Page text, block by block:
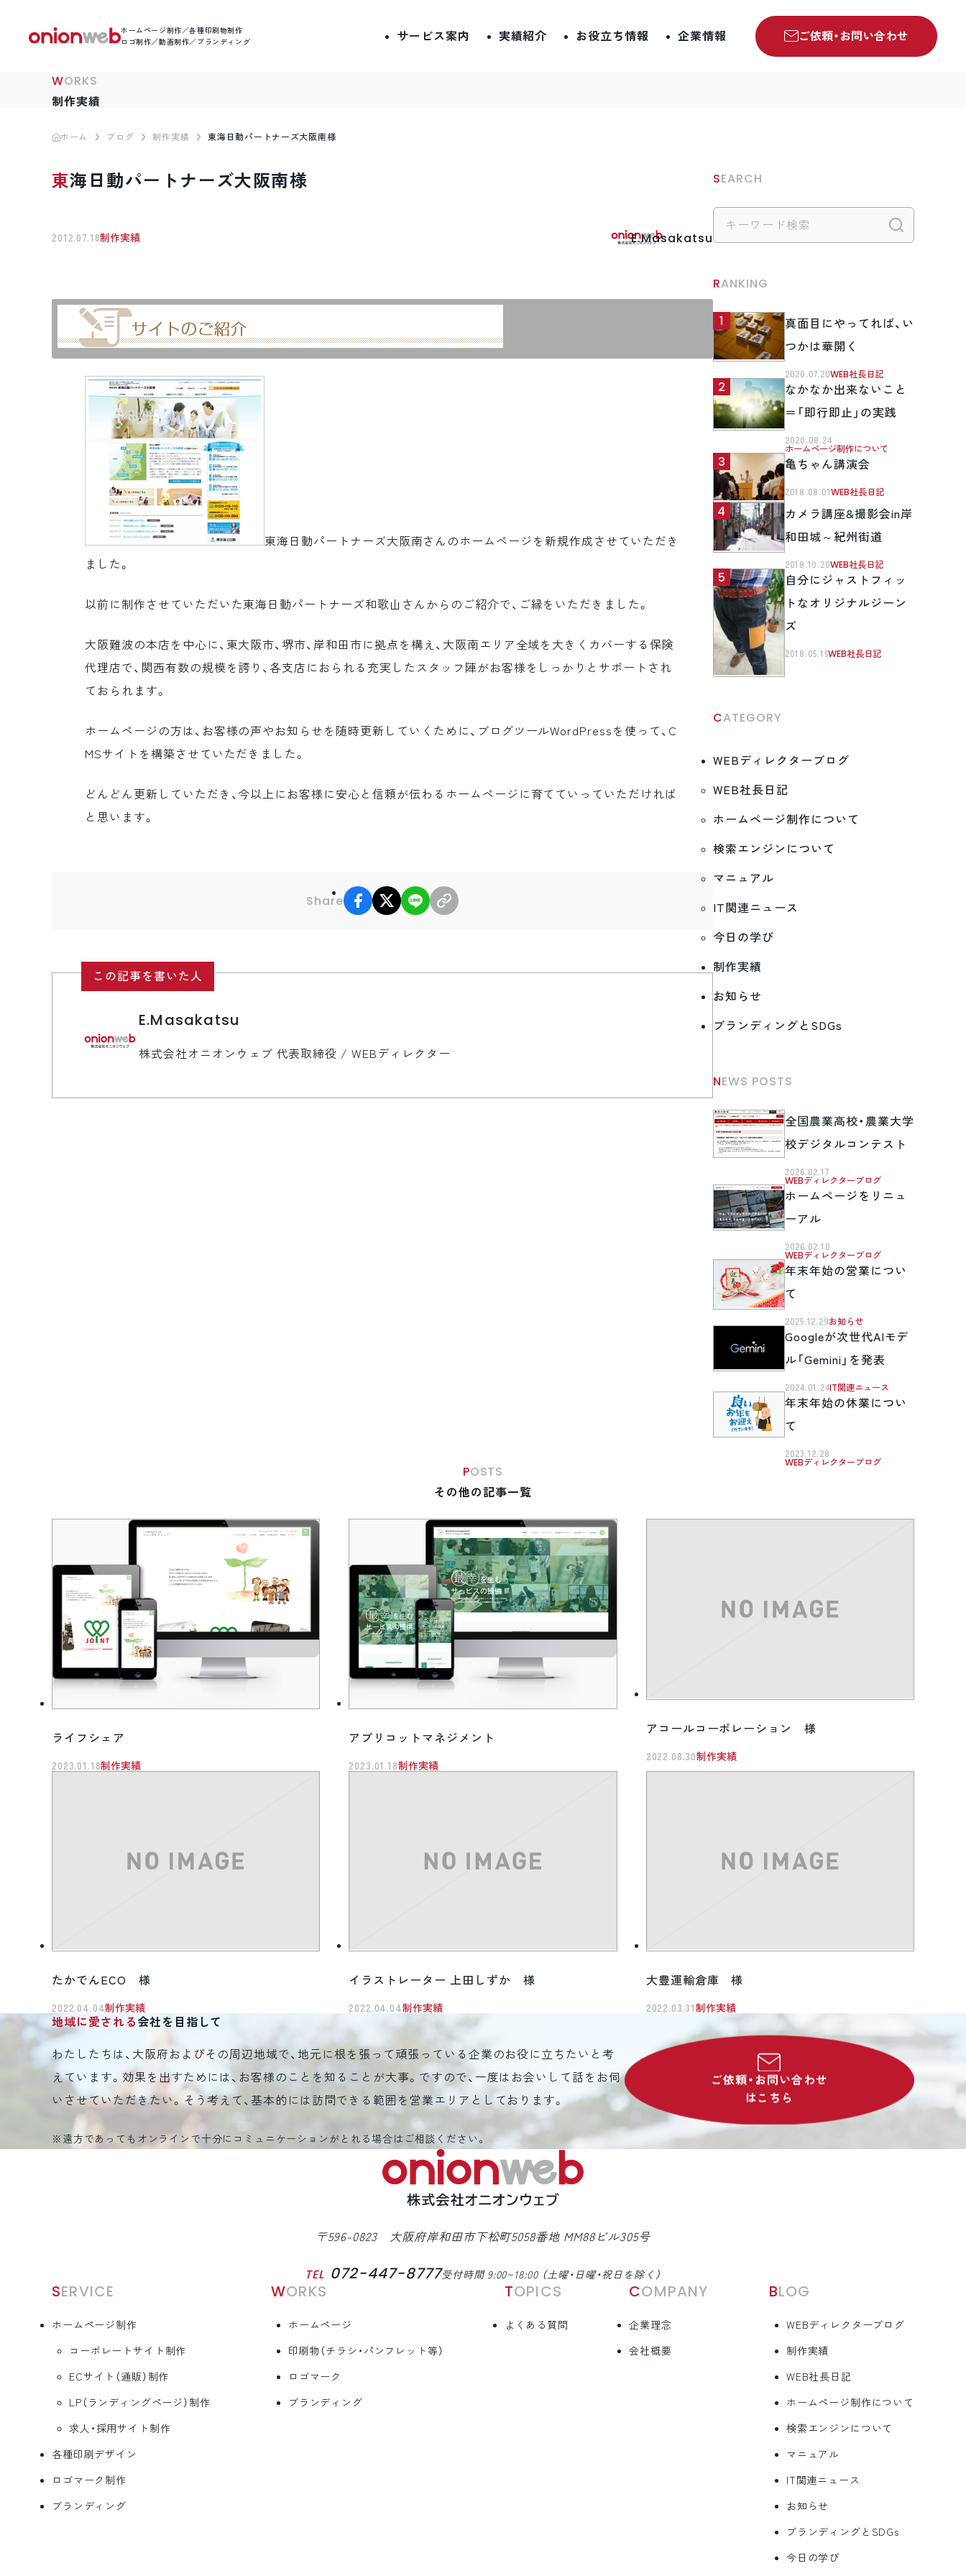
ホームページ制作／各種印刷物制作
ロゴ制作／動画制作／ブランディング
サービス案内 実績紹介 お役立ち情報 企業情報 ご依頼・お問い合わせ
WORKS
制作実績
ホーム ブログ 制作実績 東海日動パートナーズ大阪南様
東海日動パートナーズ大阪南様
2012.07.18制作実績 E.Masakatsu
東海日動パートナーズ大阪南さんのホームページを新規作成させていただき
ました。
以前に制作させていただいた東海日動パートナーズ和歌山さんからのご紹介で、ご縁をいただきました。
大阪難波の本店を中心に、東大阪市、堺市、岸和田市に拠点を構え、大阪南エリア全域を大きくカバーする保険
代理店で、関西有数の規模を誇り、各支店におられる充実したスタッフ陣がお客様をしっかりとサポートされ
ておられます。
ホームページの方は、お客様の声やお知らせを随時更新していくために、ブログツールWordPressを使って、C
MSサイトを構築させていただきました。
どんどん更新していただき、今以上にお客様に安心と信頼が伝わるホームページに育てていっていただければ
と思います。
Share
facebook
X LINE
この記事を書いた人
E.Masakatsu
株式会社オニオンウェブ 代表取締役 / WEBディレクター
SEARCH
RANKING
真面目にやってれば、い
つかは華開く
2020.07.20WEB社長日記
なかなか出来ないこと
＝「即行即止」の実践
2020.08.24
ホームページ制作について
亀ちゃん講演会
2018.08.01WEB社長日記
カメラ講座&撮影会in岸
和田城～紀州街道
2018.10.20WEB社長日記
自分にジャストフィッ
トなオリジナルジーン
ズ
2018.05.15WEB社長日記
CATEGORY
WEBディレクターブログ
WEB社長日記
ホームページ制作について
検索エンジンについて
マニュアル
IT関連ニュース
今日の学び
制作実績
お知らせ
ブランディングとSDGs
NEWS POSTS
全国農業高校・農業大学
校デジタルコンテスト
2026.02.17
WEBディレクターブログ
ホームページをリニュ
ーアル
2026.02.10
WEBディレクターブログ
年末年始の営業につい
て
2025.12.29お知らせ
Googleが次世代AIモデ
ル「Gemini」を発表
2024.01.24 IT関連ニュース
年末年始の休業につい
て
2023.12.28
WEBディレクターブログ
POSTS
その他の記事一覧
ライフシェア
2023.01.18制作実績
アプリコットマネジメント
2023.01.18制作実績
アコールコーポレーション 様
2022.08.30制作実績
たかでんECO 様
2022.04.04制作実績
イラストレーター 上田しずか 様
2022.04.04制作実績
大豊運輸倉庫 様
2022.03.31制作実績
地域に愛される会社を目指して
わたしたちは、大阪府およびその周辺地域で、地元に根を張って頑張っている企業のお役に立ちたいと考
えています。効果を出すためには、お客様のことを知ることが大事。ですので、一度はお会いして話をお伺
いさせていただきたい。そう考えて、基本的には訪問できる範囲を営業エリアとしております。
※遠方であってもオンラインで十分にコミュニケーションがとれる場合はご相談ください。
ご依頼・お問い合わせ
はこちら
〒596-0823 大阪府岸和田市下松町5058番地 MM88ビル305号
TEL 072-447-8777受付時間 9:00~18:00 （土曜・日曜・祝日を除く）
SERVICE
ホームページ制作
コーポレートサイト制作
ECサイト（通販）制作
LP（ランディングページ）制作
求人・採用サイト制作
各種印刷デザイン
ロゴマーク制作
ブランディング
WORKS
ホームページ
印刷物（チラシ・パンフレット等）
ロゴマーク
ブランディング
TOPICS
よくある質問
COMPANY
企業理念
会社概要
BLOG
WEBディレクターブログ
制作実績
WEB社長日記
ホームページ制作について
検索エンジンについて
マニュアル
IT関連ニュース
お知らせ
ブランディングとSDGs
今日の学び